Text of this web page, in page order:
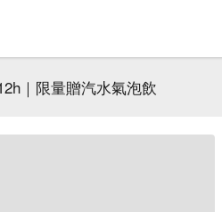
｜限量贈汽水氣泡飲